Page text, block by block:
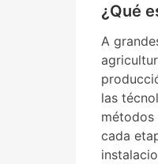
¿Qué
A
las
cada